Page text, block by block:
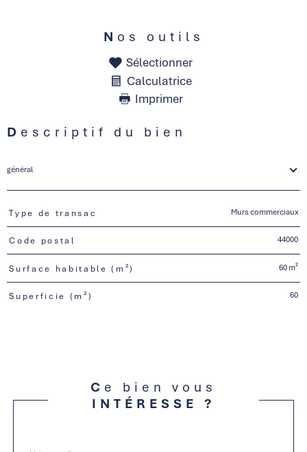
Nos outils
Sélectionner
Calculatrice
Imprimer
Descriptif du bien
général
TRAD_PAMPERO_Caracteristique
Type de transac Murs commerciaux
Code postal 44000
Surface habitable (m²) 60 m²
Superficie (m²) 60
Ce bien vous
INTÉRESSE ?